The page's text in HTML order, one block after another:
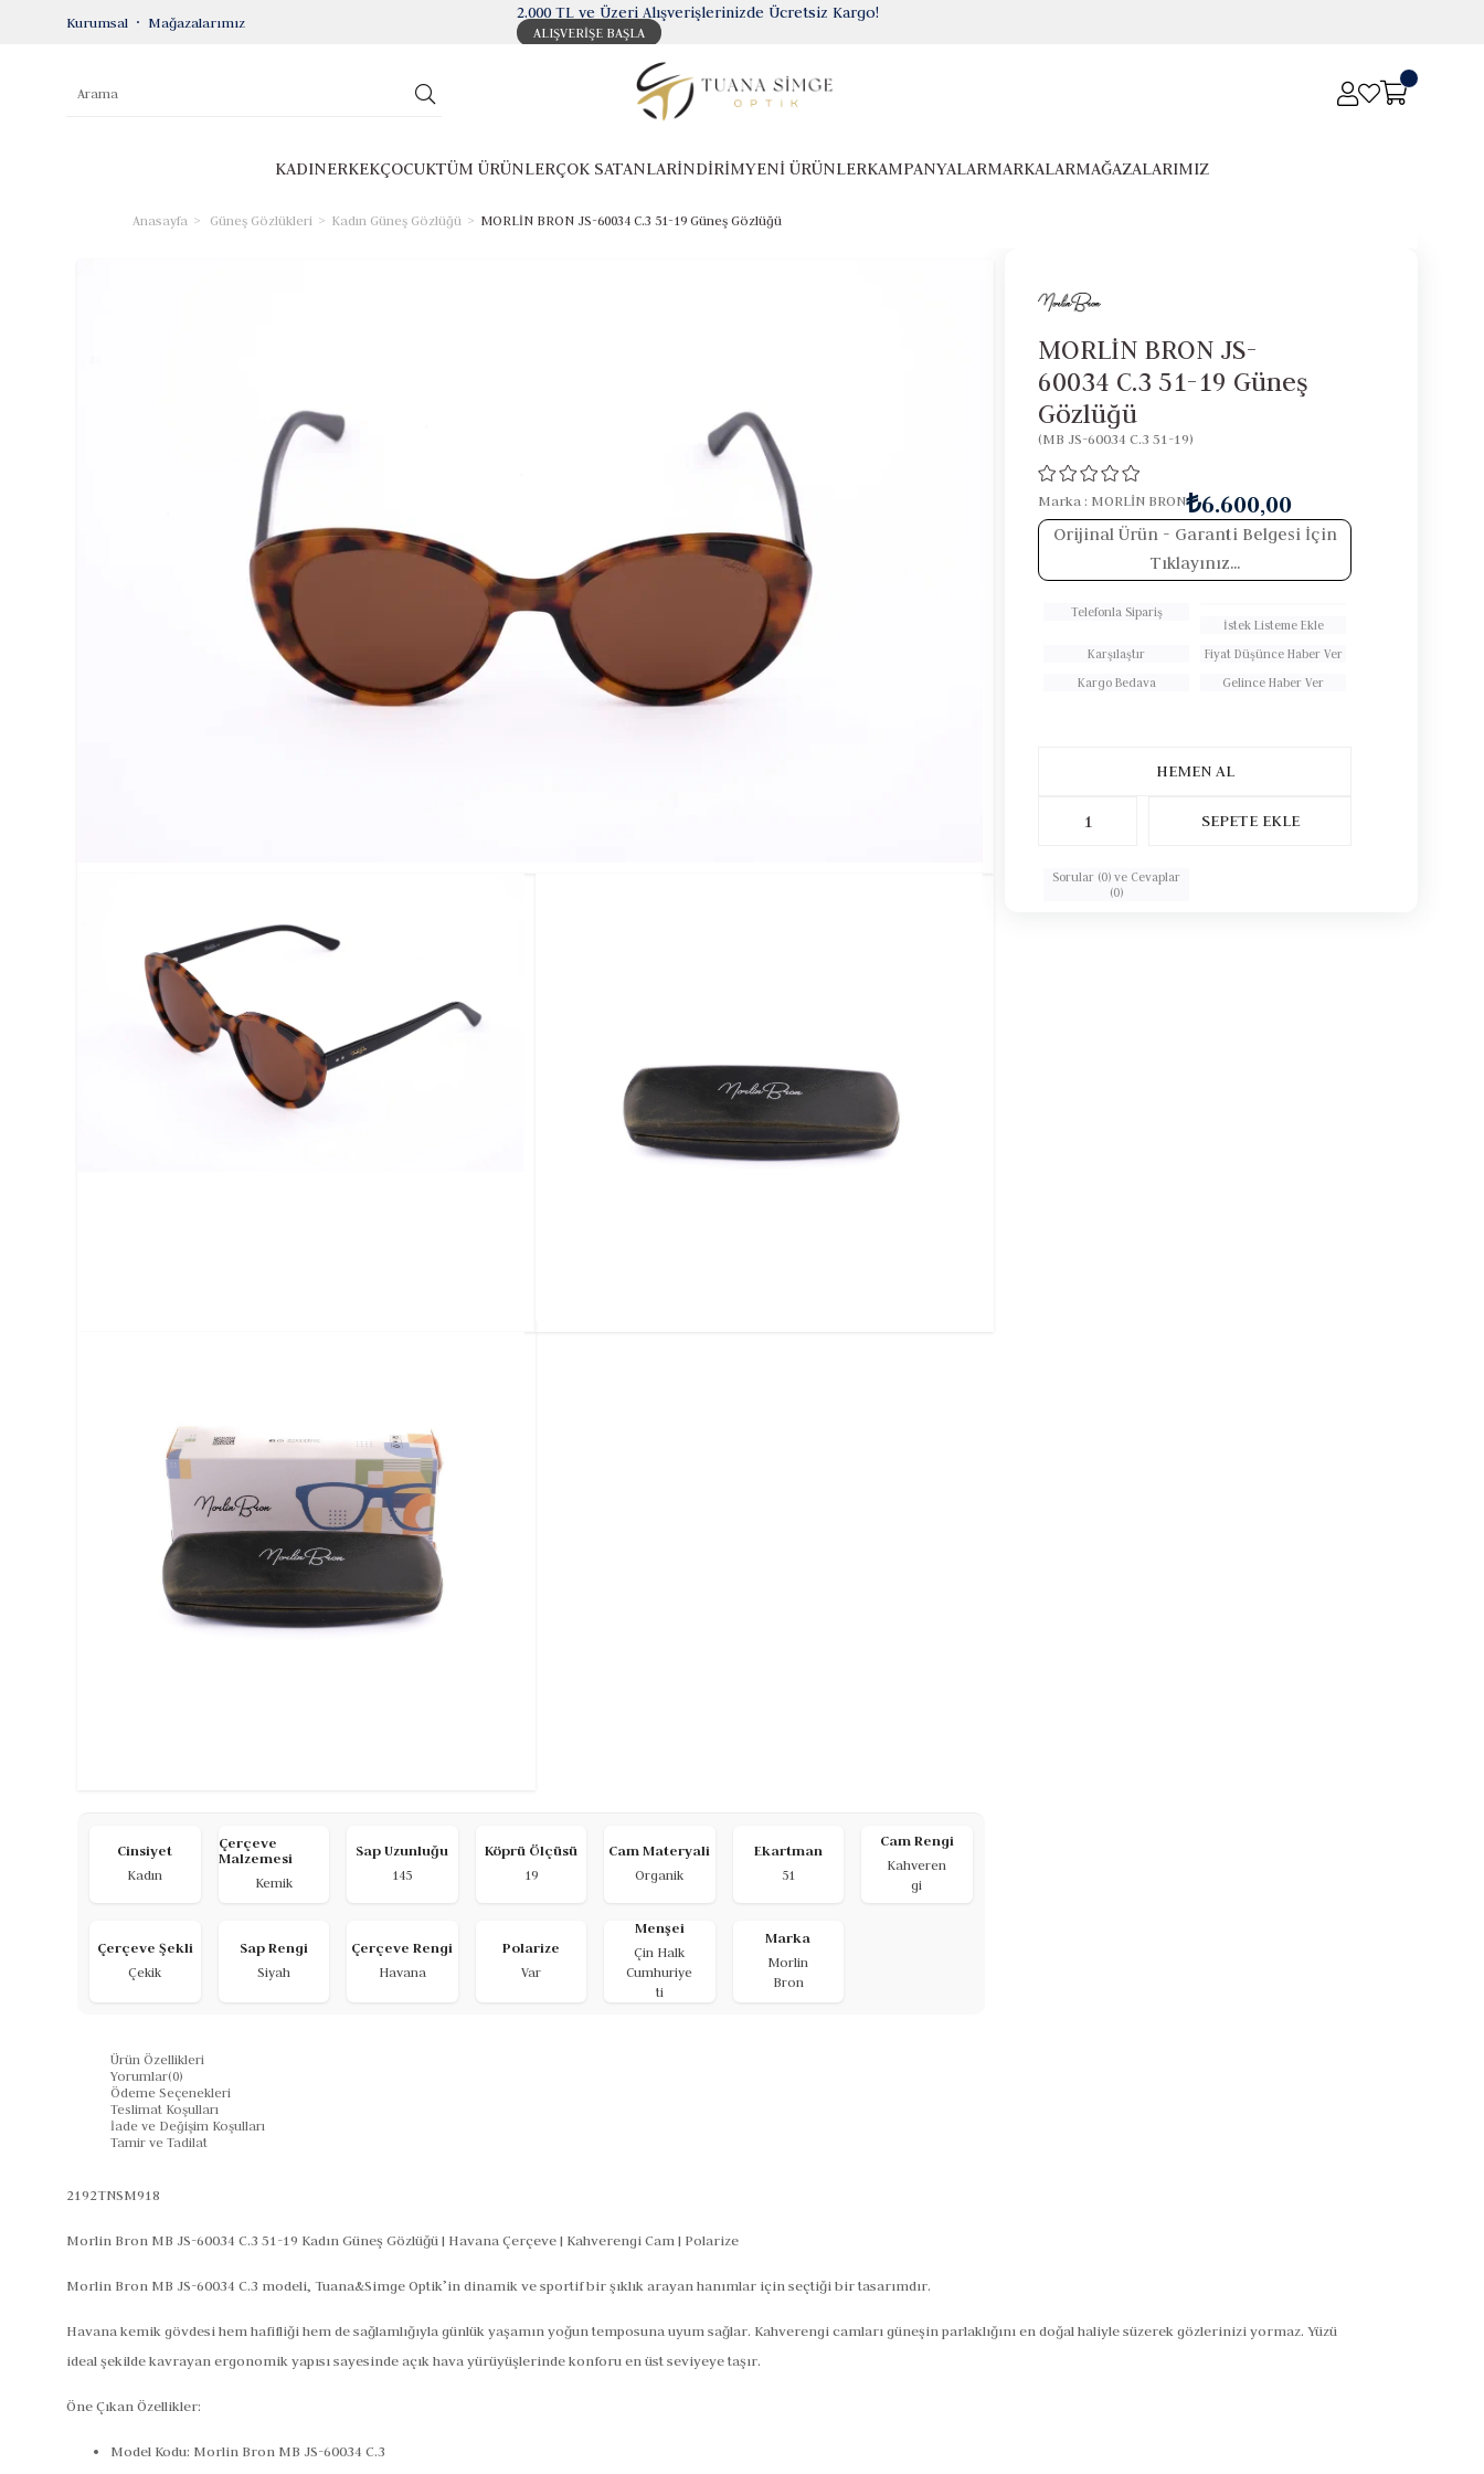
Kurumsal Mağazalarımız 2.000 TL ve Üzeri Alışverişlerinizde Ücretsiz Kargo!
ALIŞVERİŞE BAŞLA
KADINERKEKÇOCUKTÜM ÜRÜNLERÇOK SATANLARİNDİRİMYENİ ÜRÜNLERKAMPANYALARMARKALARMAĞAZALARIMIZ
Anasayfa Güneş Gözlükleri Kadın Güneş Gözlüğü MORLİN BRON JS-60034 C.3 51-19 Güneş Gözlüğü
Cinsiyet
Kadın
Çerçeve
Malzemesi
Kemik
Sap Uzunluğu
145
Köprü Ölçüsü
19
Cam Materyali
Organik
Ekartman
51
Cam Rengi
Kahveren
gi
Çerçeve Şekli
Çekik
Sap Rengi
Siyah
Çerçeve Rengi
Havana
Polarize
Var
Menşei
Çin Halk
Cumhuriye
ti
Marka
Morlin
Bron
MORLİN BRON JS-
60034 C.3 51-19 Güneş
Gözlüğü
(MB JS-60034 C.3 51-19)
Marka : MORLİN BRON₺6.600,00
Orijinal Ürün - Garanti Belgesi İçin
Tıklayınız...
Telefonla Sipariş
İstek Listeme Ekle
Karşılaştır
Fiyat Düşünce Haber Ver
Kargo Bedava
Gelince Haber Ver
Sorular (0) ve Cevaplar
(0)
Ürün Özellikleri
Yorumlar(0)
Ödeme Seçenekleri
Teslimat Koşulları
İade ve Değişim Koşulları
Tamir ve Tadilat
2192TNSM918
Morlin Bron MB JS-60034 C.3 51-19 Kadın Güneş Gözlüğü | Havana Çerçeve | Kahverengi Cam | Polarize
Morlin Bron MB JS-60034 C.3 modeli, Tuana&Simge Optik’in dinamik ve sportif bir şıklık arayan hanımlar için seçtiği bir tasarımdır.
Havana kemik gövdesi hem hafifliği hem de sağlamlığıyla günlük yaşamın yoğun temposuna uyum sağlar. Kahverengi camları güneşin parlaklığını en doğal haliyle süzerek gözlerinizi yormaz. Yüzü
ideal şekilde kavrayan ergonomik yapısı sayesinde açık hava yürüyüşlerinde konforu en üst seviyeye taşır.
Öne Çıkan Özellikler:
Model Kodu: Morlin Bron MB JS-60034 C.3